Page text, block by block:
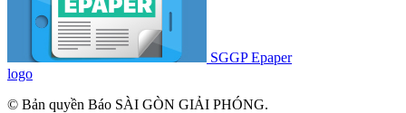
SGGP Epaper
logo
© Bản quyền Báo SÀI GÒN GIẢI PHÓNG.